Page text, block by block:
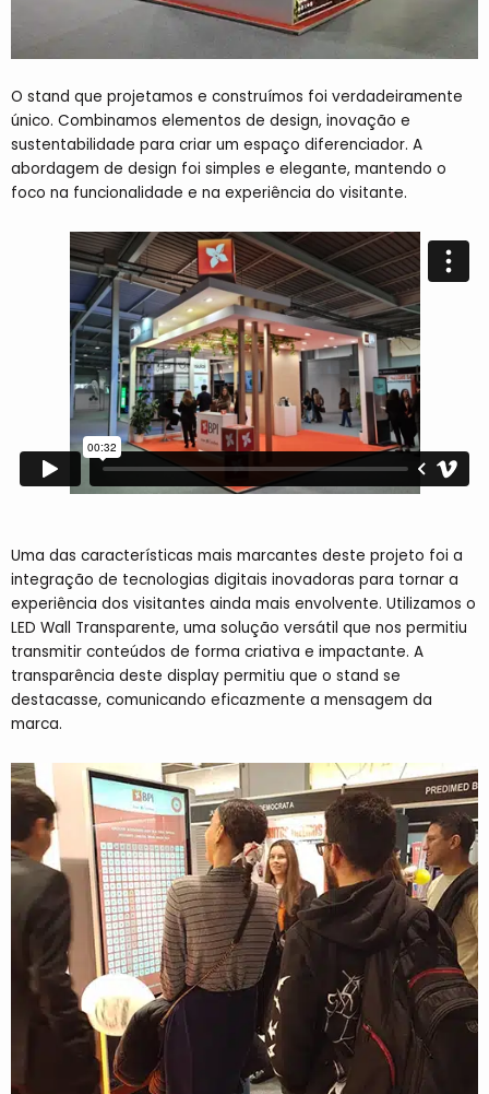
O stand que projetamos e construímos foi verdadeiramente
único. Combinamos elementos de design, inovação e
sustentabilidade para criar um espaço diferenciador. A
abordagem de design foi simples e elegante, mantendo o
foco na funcionalidade e na experiência do visitante.
Uma das características mais marcantes deste projeto foi a
integração de tecnologias digitais inovadoras para tornar a
experiência dos visitantes ainda mais envolvente. Utilizamos o
LED Wall Transparente, uma solução versátil que nos permitiu
transmitir conteúdos de forma criativa e impactante. A
transparência deste display permitiu que o stand se
destacasse, comunicando eficazmente a mensagem da
marca.